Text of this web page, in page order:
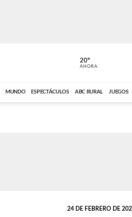
ABC CARDINAL
20º
AHORA
MUNDO ESPECTÁCULOS ABC RURAL JUEGOS
24 DE FEBRERO DE